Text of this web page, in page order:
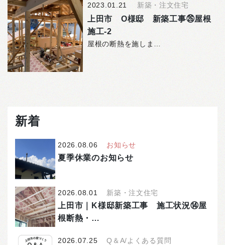
2023.01.21 新築・注文住宅
上田市 O様邸 新築工事㉖屋根
施工-2
新着
2026.08.06 お知らせ
夏季休業のお知らせ
2026.08.01 新築・注文住宅
上田市｜K様邸新築工事 施工状況⑭屋
根断熱・…
2026.07.25 Q＆A/よくある質問